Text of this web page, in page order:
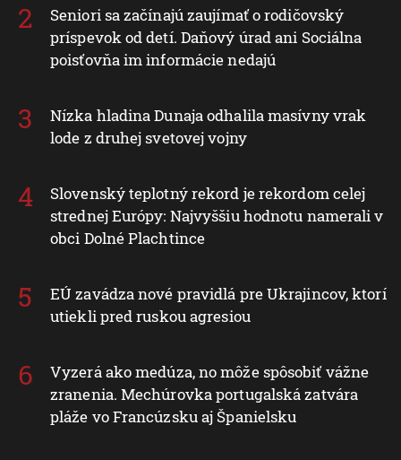
Seniori sa začínajú zaujímať o rodičovský
príspevok od detí. Daňový úrad ani Sociálna
poisťovňa im informácie nedajú
Nízka hladina Dunaja odhalila masívny vrak
lode z druhej svetovej vojny
Slovenský teplotný rekord je rekordom celej
strednej Európy: Najvyššiu hodnotu namerali v
obci Dolné Plachtince
EÚ zavádza nové pravidlá pre Ukrajincov, ktorí
utiekli pred ruskou agresiou
Vyzerá ako medúza, no môže spôsobiť vážne
zranenia. Mechúrovka portugalská zatvára
pláže vo Francúzsku aj Španielsku